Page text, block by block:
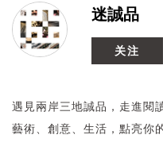
迷誠品
关注
遇見兩岸三地誠品，走進閱
藝術、創意、生活，點亮你